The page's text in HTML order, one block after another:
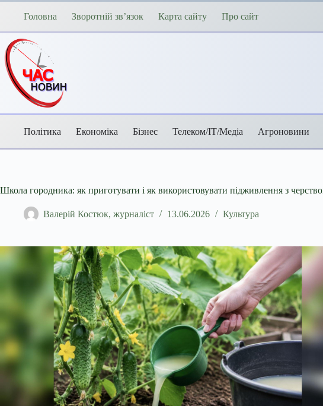
Перейти
Головна Зворотній зв’язок Карта сайту Про сайт
Політика Економіка Бізнес Телеком/ІТ/Медіа Агроновини
Школа городника: як приготувати і як використовувати підживлення з
Валерій Костюк, журналіст 13.06.2026 Культура